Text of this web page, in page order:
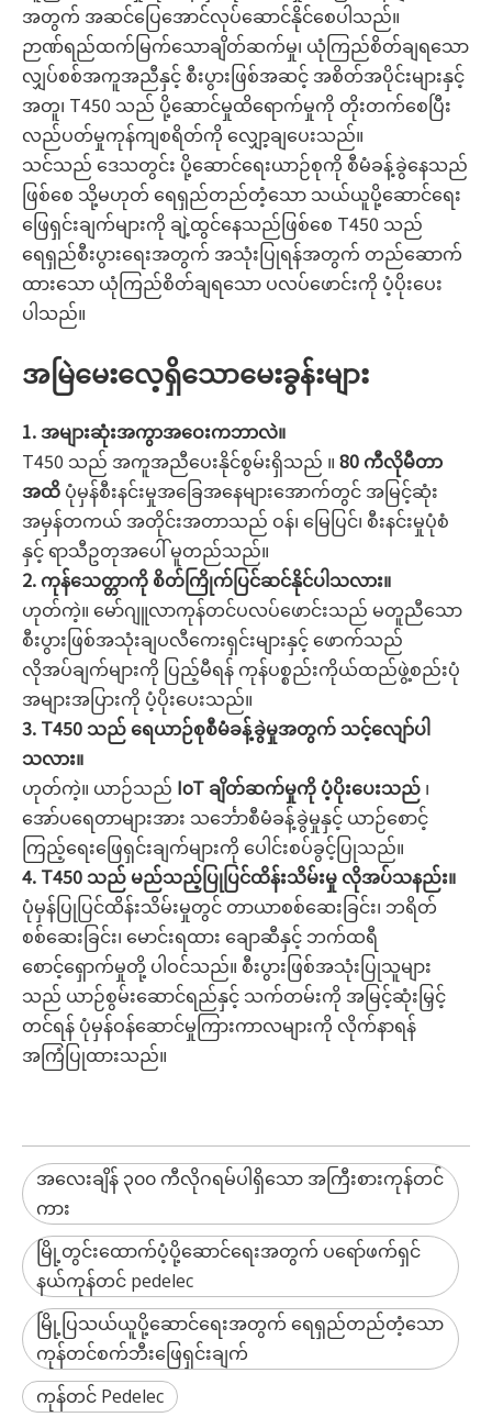
အတွက် အဆင်ပြေအောင်လုပ်ဆောင်နိုင်စေပါသည်။
ဉာဏ်ရည်ထက်မြက်သောချိတ်ဆက်မှု၊ ယုံကြည်စိတ်ချရသော
လျှပ်စစ်အကူအညီနှင့် စီးပွားဖြစ်အဆင့် အစိတ်အပိုင်းများနှင့်
အတူ၊ T450 သည် ပို့ဆောင်မှုထိရောက်မှုကို တိုးတက်စေပြီး
လည်ပတ်မှုကုန်ကျစရိတ်ကို လျှော့ချပေးသည်။
သင်သည် ဒေသတွင်း ပို့ဆောင်ရေးယာဉ်စုကို စီမံခန့်ခွဲနေသည်
ဖြစ်စေ သို့မဟုတ် ရေရှည်တည်တံ့သော သယ်ယူပို့ဆောင်ရေး
ဖြေရှင်းချက်များကို ချဲ့ထွင်နေသည်ဖြစ်စေ T450 သည်
ရေရှည်စီးပွားရေးအတွက် အသုံးပြုရန်အတွက် တည်ဆောက်
ထားသော ယုံကြည်စိတ်ချရသော ပလပ်ဖောင်းကို ပံ့ပိုးပေး
ပါသည်။
အမြဲမေးလေ့ရှိသောမေးခွန်းများ
1. အများဆုံးအကွာအဝေးကဘာလဲ။
T450 သည် အကူအညီပေးနိုင်စွမ်းရှိသည် ။ 80 ကီလိုမီတာ
အထိ ပုံမှန်စီးနင်းမှုအခြေအနေများအောက်တွင် အမြင့်ဆုံး
အမှန်တကယ် အတိုင်းအတာသည် ဝန်၊ မြေပြင်၊ စီးနင်းမှုပုံစံ
နှင့် ရာသီဥတုအပေါ် မူတည်သည်။
2. ကုန်သေတ္တာကို စိတ်ကြိုက်ပြင်ဆင်နိုင်ပါသလား။
ဟုတ်ကဲ့။ မော်ဂျူလာကုန်တင်ပလပ်ဖောင်းသည် မတူညီသော
စီးပွားဖြစ်အသုံးချပလီကေးရှင်းများနှင့် ဖောက်သည်
လိုအပ်ချက်များကို ပြည့်မီရန် ကုန်ပစ္စည်းကိုယ်ထည်ဖွဲ့စည်းပုံ
အများအပြားကို ပံ့ပိုးပေးသည်။
3. T450 သည် ရေယာဉ်စုစီမံခန့်ခွဲမှုအတွက် သင့်လျော်ပါ
သလား။
ဟုတ်ကဲ့။ ယာဉ်သည် IoT ချိတ်ဆက်မှုကို ပံ့ပိုးပေးသည် ၊
အော်ပရေတာများအား သင်္ဘောစီမံခန့်ခွဲမှုနှင့် ယာဉ်စောင့်
ကြည့်ရေးဖြေရှင်းချက်များကို ပေါင်းစပ်ခွင့်ပြုသည်။
4. T450 သည် မည်သည့်ပြုပြင်ထိန်းသိမ်းမှု လိုအပ်သနည်း။
ပုံမှန်ပြုပြင်ထိန်းသိမ်းမှုတွင် တာယာစစ်ဆေးခြင်း၊ ဘရိတ်
စစ်ဆေးခြင်း၊ မောင်းရထား ချောဆီနှင့် ဘက်ထရီ
စောင့်ရှောက်မှုတို့ ပါဝင်သည်။ စီးပွားဖြစ်အသုံးပြုသူများ
သည် ယာဉ်စွမ်းဆောင်ရည်နှင့် သက်တမ်းကို အမြင့်ဆုံးမြှင့်
တင်ရန် ပုံမှန်ဝန်ဆောင်မှုကြားကာလများကို လိုက်နာရန်
အကြံပြုထားသည်။
အလေးချိန် ၃၀၀ ကီလိုဂရမ်ပါရှိသော အကြီးစားကုန်တင်
ကား
မြို့တွင်းထောက်ပံ့ပို့ဆောင်ရေးအတွက် ပရော်ဖက်ရှင်
နယ်ကုန်တင် pedelec
မြို့ပြသယ်ယူပို့ဆောင်ရေးအတွက် ရေရှည်တည်တံ့သော
ကုန်တင်စက်ဘီးဖြေရှင်းချက်
ကုန်တင် Pedelec